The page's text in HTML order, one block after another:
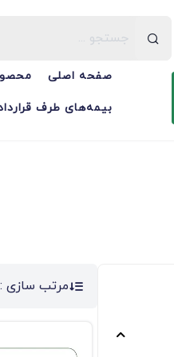
صفحه اصلی
بیمه‌های طرف
مرتب سازی :